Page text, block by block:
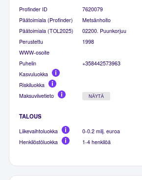
Profinder ID
7620079
Päätoimiala (Profinder)
Metsänhoito
Päätoimiala (TOL2025)
02200. Puunkorjuu
Perustettu
1998
WWW-osoite
Puhelin
+358442573963
Kasvuluokka
Riskiluokka
Maksuviivetieto
NÄYTÄ
TALOUS
Liikevaihtoluokka
0-0.2 milj. euroa
Henkilöstöluokka
1-4 henkilöä